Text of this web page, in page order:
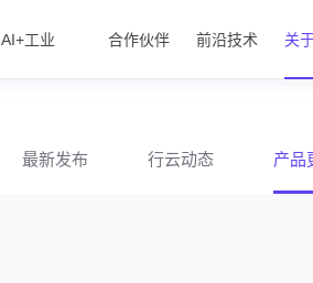
AI+工业 合作伙伴 前沿技术 关
最新发布 行云动态 产品